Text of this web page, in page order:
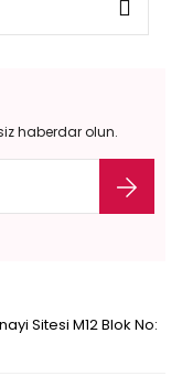
haberdar olun.
Sitesi M12 Blok No: